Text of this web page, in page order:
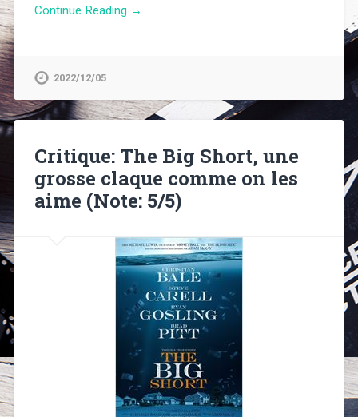
Continue Reading →
2022/12/05
Critique: The Big Short, une
grosse claque comme on les
aime (Note: 5/5)